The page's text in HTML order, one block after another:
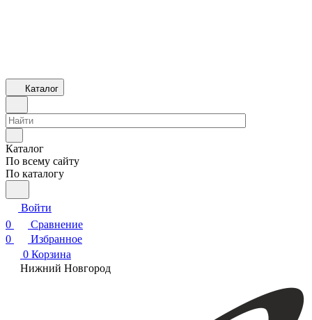
Каталог
Каталог
По всему сайту
По каталогу
Войти
0
Сравнение
0
Избранное
0 Корзина
Нижний Новгород